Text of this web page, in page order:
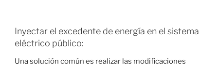
Inyectar el excedente de energía en el sistema
eléctrico público:
Una solución común es realizar las modificaciones